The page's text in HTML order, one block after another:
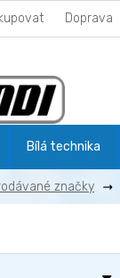
Doprava
Bílá technika
značky